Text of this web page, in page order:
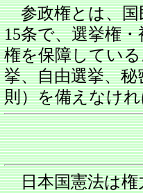
参政権とは、国
15条で、選挙権
権を保障してい
挙、自由選挙、
則）を備えなけ
日本国憲法は権